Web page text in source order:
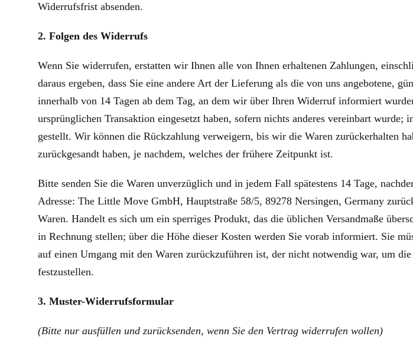
Widerrufsfrist absenden.
2. Folgen des Widerrufs
Wenn Sie widerrufen, erstatten wir Ihnen alle von Ihnen erhaltenen Zahlungen,
daraus ergeben, dass Sie eine andere Art der Lieferung als die von uns angebotene,
innerhalb von 14 Tagen ab dem Tag, an dem wir über Ihren Widerruf informiert
ursprünglichen Transaktion eingesetzt haben, sofern nichts anderes vereinbart
gestellt. Wir können die Rückzahlung verweigern, bis wir die Waren zurückerhalten
zurückgesandt haben, je nachdem, welches der frühere Zeitpunkt ist.
Bitte senden Sie die Waren unverzüglich und in jedem Fall spätestens 14 Tage,
Adresse: The Little Move GmbH, Hauptstraße 58/5, 89278 Nersingen, Germany
Waren. Handelt es sich um ein sperriges Produkt, das die üblichen Versandmaße
in Rechnung stellen; über die Höhe dieser Kosten werden Sie vorab informiert. Sie
auf einen Umgang mit den Waren zurückzuführen ist, der nicht notwendig war, um
festzustellen.
3. Muster-Widerrufsformular
(Bitte nur ausfüllen und zurücksenden, wenn Sie den Vertrag widerrufen wollen)